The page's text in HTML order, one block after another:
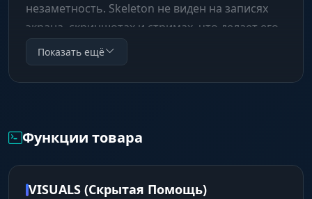
незаметность. Skeleton не виден на записях
экрана, скриншотах и стримах, что делает его
идеальным выбором для контент-мейкеров и
тех, кто хочет сохранить видимость честной
игры. Если вам не нужен аимбот или другие
от Memez — ваш идеальный выбор.
Показать ещё
Функции товара
VISUALS (Скрытая Помощь)